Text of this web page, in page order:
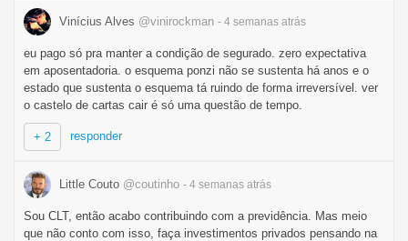
Vinícius Alves @vinirockman - 4 semanas atrás
eu pago só pra manter a condição de segurado. zero expectativa
em aposentadoria. o esquema ponzi não se sustenta há anos e o
estado que sustenta o esquema tá ruindo de forma irreversível. ver
o castelo de cartas cair é só uma questão de tempo.
+ 2 responder
Little Couto @coutinho - 4 semanas atrás
Sou CLT, então acabo contribuindo com a previdência. Mas meio
que não conto com isso, faça investimentos privados pensando na